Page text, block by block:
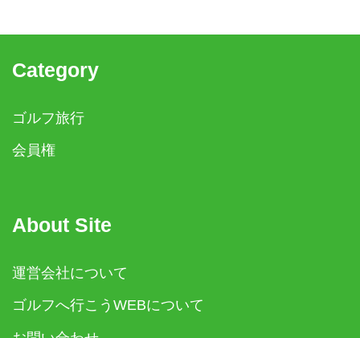
Category
ゴルフ旅行
会員権
About Site
運営会社について
ゴルフへ行こうWEBについて